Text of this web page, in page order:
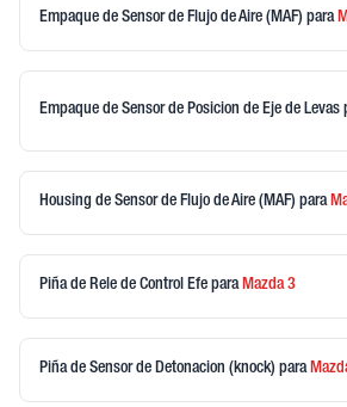
Empaque de Sensor de Flujo de Aire (MAF) para
Empaque de Sensor de Posicion de Eje de Levas
Housing de Sensor de Flujo de Aire (MAF) para
Piña de Rele de Control Efe paraMazda3
Piña de Sensor de Detonacion (knock) para